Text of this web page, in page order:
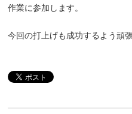
作業に参加します。
今回の打上げも成功するよう頑